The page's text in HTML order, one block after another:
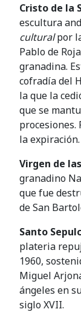
Cristo de la
escultura
culturalpor
Pablo de
granadina.
cofradía del
la que la
que se
procesiones.
la expiración.
Virgen de
granadino
que fue
de San
Santo
plateria
1960,
Miguel
ángeles en
siglo XVII.